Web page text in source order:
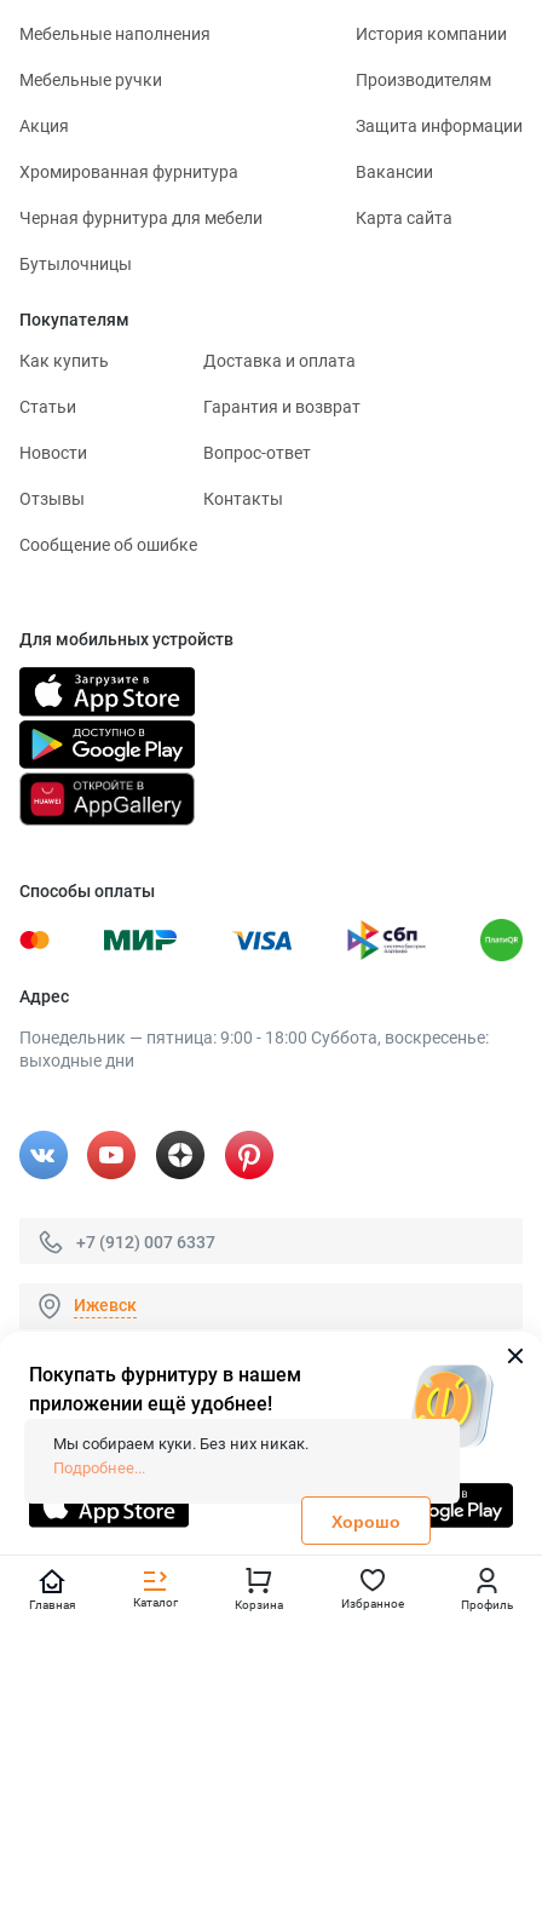
Мебельные наполнения
Мебельные ручки
Акция
Хромированная фурнитура
Черная фурнитура для мебели
Бутылочницы
История компании
Производителям
Защита информации
Вакансии
Карта сайта
Покупателям
Как купить Доставка и оплата
Статьи Гарантия и возврат
Новости Вопрос-ответ
Отзывы Контакты
Сообщение об ошибке
Для мобильных устройств
Способы оплаты
Адрес
Понедельник — пятница: 9:00 - 18:00 Суббота, воскресенье:
выходные дни
+7 (912) 007 6337
Ижевск
© 2026 «FieraShop.ru»
Сопровождение сайта
- Вебформат.
Все права защищены.
Не является публичной офертой
Политика конфиденциальности
Главная Каталог Корзина Избранное Профиль
Покупать фурнитуру в нашем
приложении ещё удобнее!
Мы собираем куки. Без них никак.
Подробнее...
Хорошо